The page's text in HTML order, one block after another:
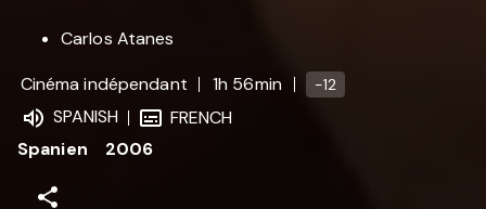
Carlos Atanes
Cinéma indépendant
1h 56min -12
SPANISH
FRENCH
Spanien
2006